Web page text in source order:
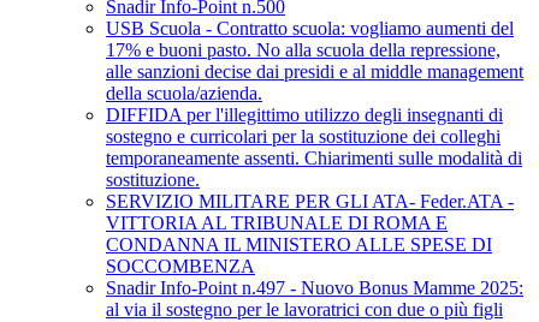
Snadir Info-Point n.500
USB Scuola - Contratto scuola: vogliamo aumenti del
17% e buoni pasto. No alla scuola della repressione,
alle sanzioni decise dai presidi e al middle management
della scuola/azienda.
DIFFIDA per l'illegittimo utilizzo degli insegnanti di
sostegno e curricolari per la sostituzione dei colleghi
temporaneamente assenti. Chiarimenti sulle modalità di
sostituzione.
SERVIZIO MILITARE PER GLI ATA- Feder.ATA -
VITTORIA AL TRIBUNALE DI ROMA E
CONDANNA IL MINISTERO ALLE SPESE DI
SOCCOMBENZA
Snadir Info-Point n.497 - Nuovo Bonus Mamme 2025:
al via il sostegno per le lavoratrici con due o più figli